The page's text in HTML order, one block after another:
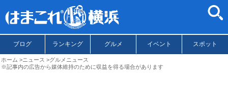
ブログ ランキング グルメ イベント スポット
ホーム ニュース
グルメニュース
※記事内の広告から媒体維持のために収益を得る場合があります